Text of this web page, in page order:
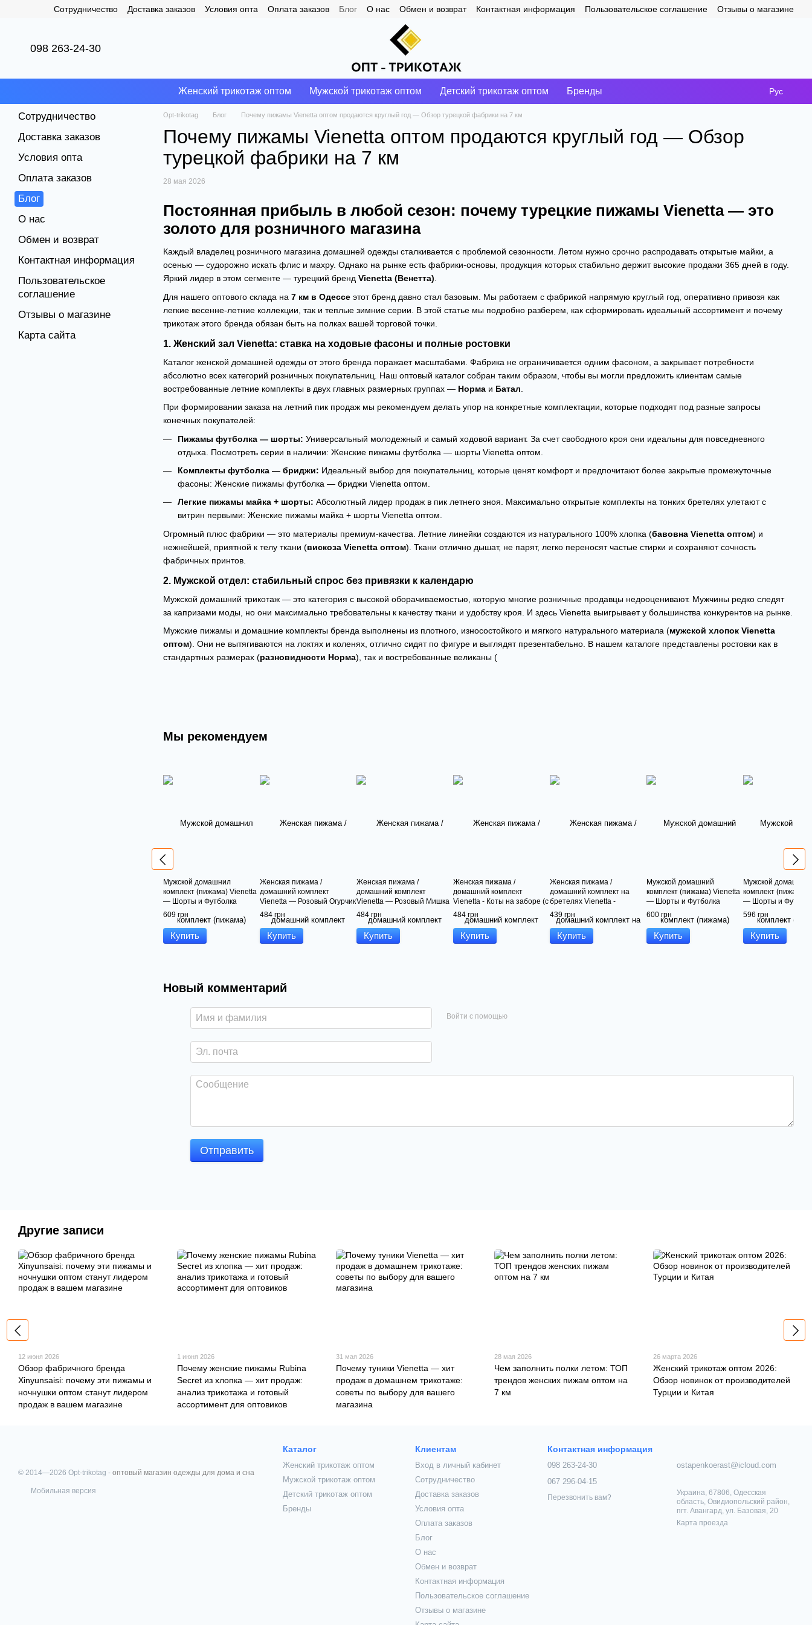
Перейти к основному контенту
Сотрудничество Доставка заказов Условия опта Оплата заказов Блог О нас Обмен и возврат Контактная информация Пользовательское соглашение Отзывы о магазине
098 263-24-30
Женский трикотаж оптом Мужской трикотаж оптом Детский трикотаж оптом Бренды Рус
Opt-trikotag Блог Почему пижамы Vienetta оптом продаются круглый год — Обзор турецкой фабрики на 7 км
Почему пижамы Vienetta оптом продаются круглый год — Обзор
турецкой фабрики на 7 км
28 мая 2026
Постоянная прибыль в любой сезон: почему турецкие пижамы Vienetta — это
золото для розничного магазина
Каждый владелец розничного магазина домашней одежды сталкивается с проблемой сезонности. Летом нужно срочно распродавать открытые майки, а
осенью — судорожно искать флис и махру. Однако на рынке есть фабрики-основы, продукция которых стабильно держит высокие продажи 365 дней в году.
Яркий лидер в этом сегменте — турецкий бренд Vienetta (Венетта).
Для нашего оптового склада на 7 км в Одессе этот бренд давно стал базовым. Мы работаем с фабрикой напрямую круглый год, оперативно привозя как
легкие весенне-летние коллекции, так и теплые зимние серии. В этой статье мы подробно разберем, как сформировать идеальный ассортимент и почему
трикотаж этого бренда обязан быть на полках вашей торговой точки.
1. Женский зал Vienetta: ставка на ходовые фасоны и полные ростовки
Каталог женской домашней одежды от этого бренда поражает масштабами. Фабрика не ограничивается одним фасоном, а закрывает потребности
абсолютно всех категорий розничных покупательниц. Наш оптовый каталог собран таким образом, чтобы вы могли предложить клиентам самые
востребованные летние комплекты в двух главных размерных группах — Норма и Батал
При формировании заказа на летний пик продаж мы рекомендуем делать упор на конкретные комплектации, которые подходят под разные запросы
конечных покупателей:
Пижамы футболка — шорты: Универсальный молодежный и самый ходовой вариант. За счет свободного кроя они идеальны для повседневного
отдыха. Посмотреть серии в наличии: Женские пижамы футболка — шорты Vienetta оптом
Комплекты футболка — бриджи: Идеальный выбор для покупательниц, которые ценят комфорт и предпочитают более закрытые промежуточные
фасоны: Женские пижамы футболка — бриджи Vienetta оптом
Легкие пижамы майка + шорты: Абсолютный лидер продаж в пик летнего зноя. Максимально открытые комплекты на тонких бретелях улетают с
витрин первыми: Женские пижамы майка + шорты Vienetta оптом.
Огромный плюс фабрики — это материалы премиум-качества. Летние линейки создаются из натурального 100% хлопка (бавовна Vienetta оптом) и
нежнейшей, приятной к телу ткани (вискоза Vienetta оптом). Ткани отлично дышат, не парят, легко переносят частые стирки и сохраняют сочность
фабричных принтов.
2. Мужской отдел: стабильный спрос без привязки к календарю
Мужской домашний трикотаж — это категория с высокой оборачиваемостью, которую многие розничные продавцы недооценивают. Мужчины редко следят
за капризами моды, но они максимально требовательны к качеству ткани и удобству кроя. И здесь Vienetta выигрывает у большинства конкурентов на рынке.
Мужские пижамы и домашние комплекты бренда выполнены из плотного, износостойкого и мягкого натурального материала (мужской хлопок Vienetta
оптом). Они не вытягиваются на локтях и коленях, отлично сидят по фигуре и выглядят презентабельно. В нашем каталоге представлены ростовки как в
стандартных размерах (разновидности Норма), так и востребованные великаны (
Мы рекомендуем
Мужской домашнил
комплект (пижама) Vienetta
— Шорты и Футболка
(Мишка)
609 грн
Купить
Женская пижама /
домашний комплект
Vienetta — Розовый Огурчик
Спорт (с шортами)
484 грн
Купить
Женская пижама /
домашний комплект
Vienetta — Розовый Мишка
(с шортами)
484 грн
Купить
Женская пижама /
домашний комплект
Vienetta - Коты на заборе (с
шортами)
484 грн
Купить
Женская пижама /
домашний комплект на
бретелях Vienetta -
Озорные Коты (розовый /
какао)
439 грн
Купить
Мужской домашний
комплект (пижама) Vienetta
— Шорты и Футболка
600 грн
Купить
Мужской домашний
комплект (пижама)
— Шорты и
(Брокколи)
596 грн
Купить
Новый комментарий
Войти с помощью
Отправить
Сотрудничество
Доставка заказов
Условия опта
Оплата заказов
Блог
О нас
Обмен и возврат
Контактная информация
Пользовательское
соглашение
Отзывы о магазине
Карта сайта
Другие записи
12 июня 2026
Обзор фабричного бренда
Xinyunsaisi: почему эти пижамы и
ночнушки оптом станут лидером
продаж в вашем магазине
1 июня 2026
Почему женские пижамы Rubina
Secret из хлопка — хит продаж:
анализ трикотажа и готовый
ассортимент для оптовиков
31 мая 2026
Почему туники Vienetta — хит
продаж в домашнем трикотаже:
советы по выбору для вашего
магазина
28 мая 2026
Чем заполнить полки летом: ТОП
трендов женских пижам оптом на
7 км
26 марта 2026
Женский трикотаж оптом 2026:
Обзор новинок от производителей
Турции и Китая
© 2014—2026 Opt-trikotag - оптовый магазин одежды для дома и сна
Мобильная версия
Каталог
Женский трикотаж оптом
Мужской трикотаж оптом
Детский трикотаж оптом
Бренды
Клиентам
Вход в личный кабинет
Сотрудничество
Доставка заказов
Условия опта
Оплата заказов
Блог
О нас
Обмен и возврат
Контактная информация
Пользовательское соглашение
Отзывы о магазине
Контактная информация
098 263-24-30
067 296-04-15
Перезвонить вам?
ostapenkoerast@icloud.com
Украина, 67806, Одесская
область, Овидиопольский район,
пгт. Авангард, ул. Базовая, 20
Карта проезда